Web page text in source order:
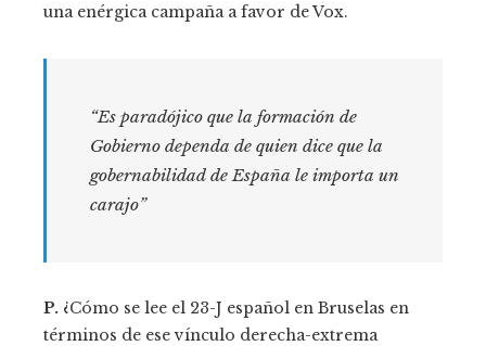
una enérgica campaña a favor de Vox.
“Es paradójico que la formación de
Gobierno dependa de quien dice que la
gobernabilidad de España le importa un
carajo”
P. ¿Cómo se lee el 23-J español en Bruselas en
términos de ese vínculo derecha-extrema